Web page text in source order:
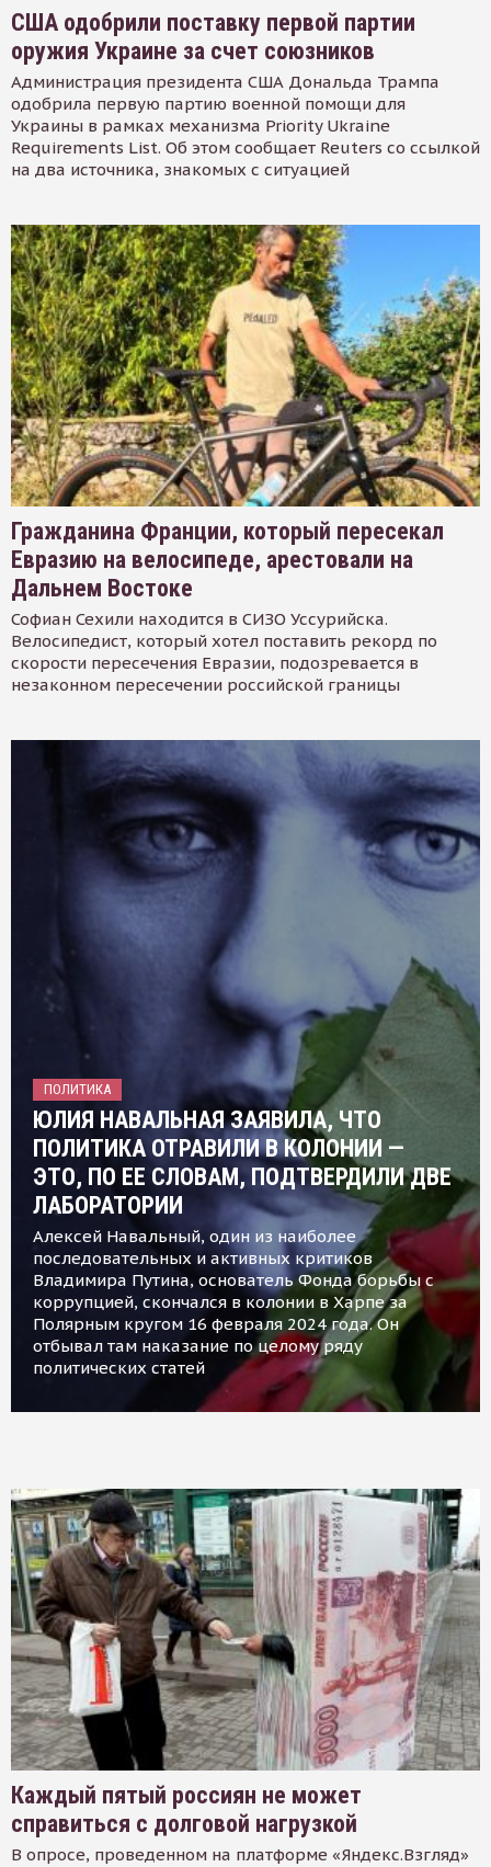
США одобрили поставку первой партии
оружия Украине за счет союзников
Администрация президента США Дональда Трампа
одобрила первую партию военной помощи для
Украины в рамках механизма Priority Ukraine
Requirements List. Об этом сообщает Reuters со ссылкой
на два источника, знакомых с ситуацией
Гражданина Франции, который пересекал
Евразию на велосипеде, арестовали на
Дальнем Востоке
Софиан Сехили находится в СИЗО Уссурийска.
Велосипедист, который хотел поставить рекорд по
скорости пересечения Евразии, подозревается в
незаконном пересечении российской границы
ПОЛИТИКА
ЮЛИЯ НАВАЛЬНАЯ ЗАЯВИЛА, ЧТО
ПОЛИТИКА ОТРАВИЛИ В КОЛОНИИ —
ЭТО, ПО ЕЕ СЛОВАМ, ПОДТВЕРДИЛИ ДВЕ
ЛАБОРАТОРИИ
Алексей Навальный, один из наиболее
последовательных и активных критиков
Владимира Путина, основатель Фонда борьбы с
коррупцией, скончался в колонии в Харпе за
Полярным кругом 16 февраля 2024 года. Он
отбывал там наказание по целому ряду
политических статей
Каждый пятый россиян не может
справиться с долговой нагрузкой
В опросе, проведенном на платформе «Яндекс.Взгляд»